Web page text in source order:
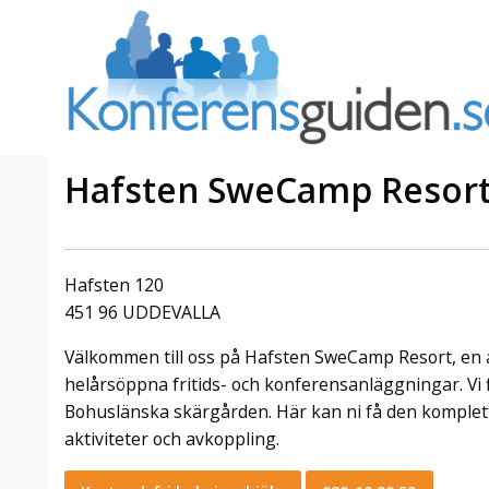
Hafsten SweCamp
Hafsten 120
451 96 UDDEVALLA
Välkommen till oss på Hafsten SweCamp Resort,
helårsöppna fritids- och konferensanläggningar. Vi
Bohuslänska skärgården. Här kan ni få den
aktiviteter och avkoppling.
av att
här är
Julerbjudande
2026 hos oss. Mellan den 23
november och 19 december
förvandlar vi våra lokaler till en
stämningsfull mötesplats där
hantverk, tradi ...